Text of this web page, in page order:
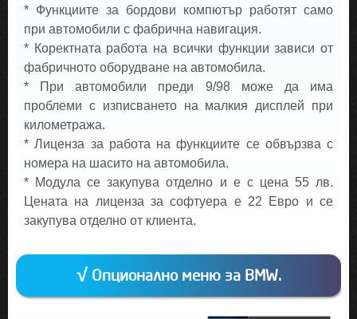
* Функциите за бордови компютър работят само
при автомобили с фабрична навигация.
* Коректната работа на всички функции зависи от
фабричното оборудване на автомобила.
* При автомобили преди 9/98 може да има
проблеми с изписването на малкия дисплей при
километража.
* Лиценза за работа на функциите се обвързва с
номера на шасито на автомобила.
* Модула се закупува отделно и е с цена 55 лв.
Цената на лиценза за софтуера е 22 Евро и се
закупува отделно от клиента.
√ Опционално меню за BMW.